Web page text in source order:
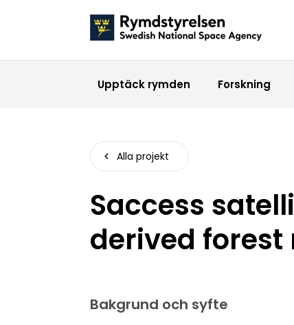
Upptäck rymden Forskning
Alla projekt
Saccess
derived
Bakgrund och syfte